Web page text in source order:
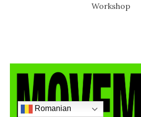
Workshop
Romanian